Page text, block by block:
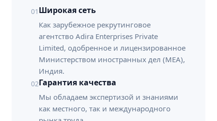
01 Широкая сеть
Как зарубежное рекрутинговое
агентство Adira Enterprises Private
Limited, одобренное и лицензированное
Министерством иностранных дел (MEA),
Индия.
02Гарантия качества
Мы обладаем экспертизой и знаниями
как местного, так и международного